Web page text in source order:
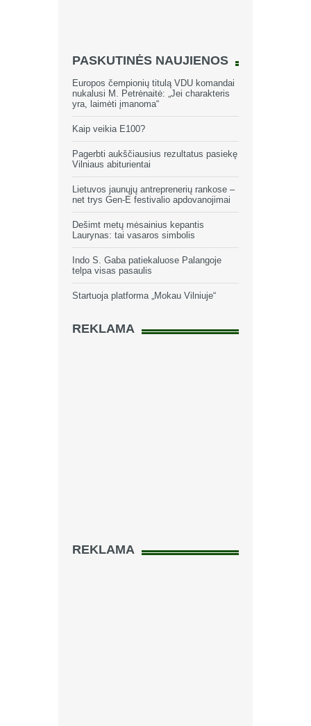
PASKUTINĖS NAUJIENOS
Europos čempionių titulą VDU komandai
nukalusi M. Petrėnaitė: „Jei charakteris
yra, laimėti įmanoma“
Kaip veikia E100?
Pagerbti aukščiausius rezultatus pasiekę
Vilniaus abiturientai
Lietuvos jaunųjų antreprenerių rankose –
net trys Gen-E festivalio apdovanojimai
Dešimt metų mėsainius kepantis
Laurynas: tai vasaros simbolis
Indo S. Gaba patiekaluose Palangoje
telpa visas pasaulis
Startuoja platforma „Mokau Vilniuje“
REKLAMA
REKLAMA